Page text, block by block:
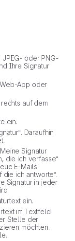
oder PNG-
Ihre Signatur
App oder
auf dem
ein.
Daraufhin
Signatur
die ich verfasse“
E-Mails
ich antworte“.
Signatur in jeder
ein.
im Textfeld
Stelle der
möchten.